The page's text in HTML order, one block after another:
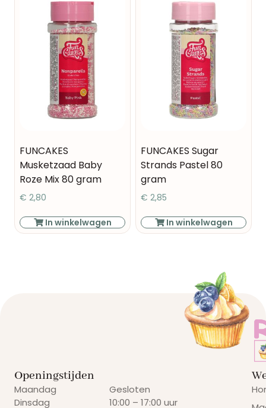
FUNCAKES
Musketzaad Baby
Roze Mix 80 gram
€ 2,80
In winkelwagen
FUNCAKES Sugar
Strands Pastel 80
gram
€ 2,85
In winkelwagen
Openingstijden
Maandag
Dinsdag
Gesloten
10:00 – 17:00 uur